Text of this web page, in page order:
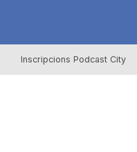
Inscripcions Podcast City